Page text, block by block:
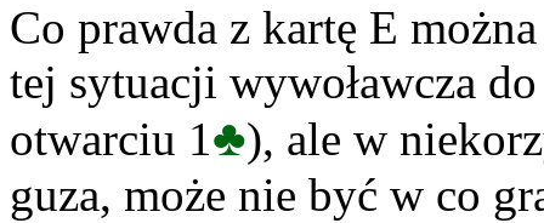
Co prawda z kartę E
tej sytuacji wywoławcza
otwarciu 1♣), ale w
guza, może nie być w co